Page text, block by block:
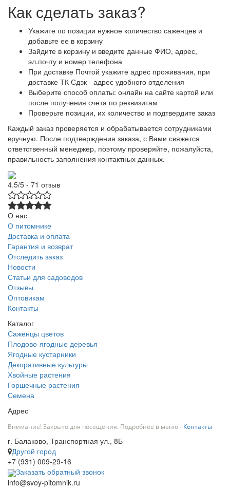
Как сделать заказ?
Укажите по позиции нужное количество саженцев и
добавьте ее в корзину
Зайдите в корзину и введите данные ФИО, адрес,
эл.почту и номер телефона
При доставке Почтой укажите адрес проживания, при
доставке ТК Сдэк - адрес удобного отделения
Выберите способ оплаты: онлайн на сайте картой или
после получения счета по реквизитам
Проверьте позиции, их количество и подтвердите заказ
Каждый заказ проверяется и обрабатывается сотрудниками
вручную. После подтверждения заказа, с Вами свяжется
ответственный менеджер, поэтому проверяйте, пожалуйста,
правильность заполнения контактных данных.
4.5/5 - 71 отзыв
О нас
О питомнике
Доставка и оплата
Гарантия и возврат
Отследить заказ
Новости
Статьи для садоводов
Отзывы
Оптовикам
Контакты
Каталог
Саженцы цветов
Плодово-ягодные деревья
Ягодные кустарники
Декоративные культуры
Хвойные растения
Горшечные растения
Семена
Адрес
Внимание! Закрыто для посещения. Подробнее в меню - Контакты
г. Балаково, Транспортная ул., 8Б
Другой город
+7 (931) 009-29-16
Заказать обратный звонок
info@svoy-pitomnik.ru